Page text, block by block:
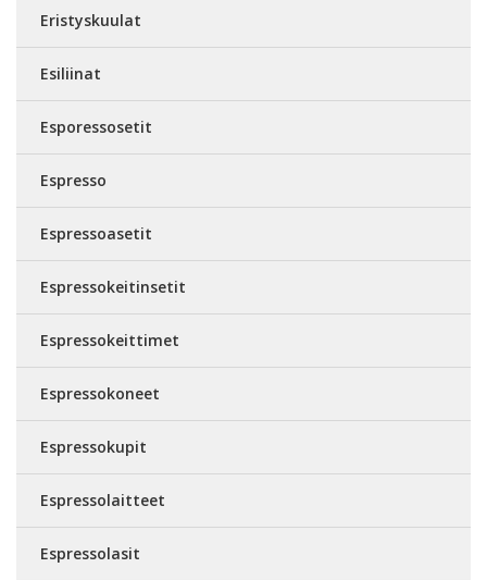
Eristyskuulat
Esiliinat
Esporessosetit
Espresso
Espressoasetit
Espressokeitinsetit
Espressokeittimet
Espressokoneet
Espressokupit
Espressolaitteet
Espressolasit